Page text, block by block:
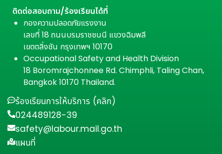
ติดต่อสอบถาม/ร้องเรียนได้ที่
กองความปลอดภัยแรงงาน
เลขที่ 18 ถนนบรมราชชนนี แขวงฉิมพลี
เขตตลิ่งชัน กรุงเทพฯ 10170
Occupational Safety and Health Division
18 Boromrajchonnee Rd. Chimphli, Taling Chan,
Bangkok 10170 Thailand.
ร้องเรียนการให้บริการ (คลิก)
024489128-39
safety@labour.mail.go.th
แผนที่